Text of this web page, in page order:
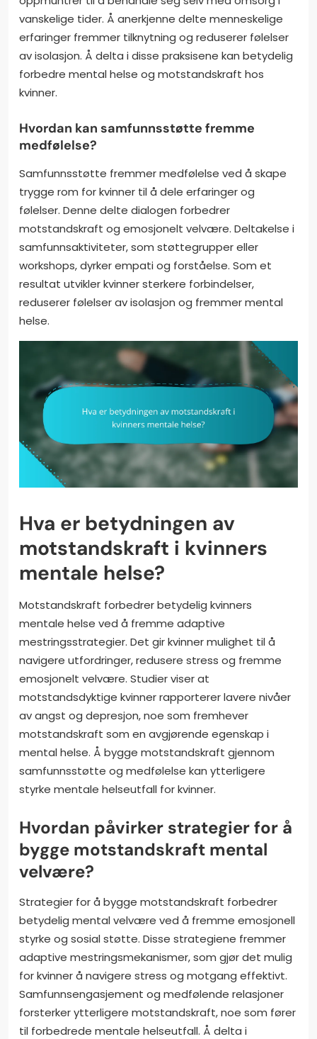
vanskelige tider. Å anerkjenne delte menneskelige
erfaringer fremmer tilknytning og reduserer følelser
av isolasjon. Å delta i disse praksisene kan betydelig
forbedre mental helse og motstandskraft hos
kvinner.
Hvordan kan samfunnsstøtte fremme
medfølelse?
Samfunnsstøtte fremmer medfølelse ved å skape
trygge rom for kvinner til å dele erfaringer og
følelser. Denne delte dialogen forbedrer
motstandskraft og emosjonelt velvære. Deltakelse i
samfunnsaktiviteter, som støttegrupper eller
workshops, dyrker empati og forståelse. Som et
resultat utvikler kvinner sterkere forbindelser,
reduserer følelser av isolasjon og fremmer mental
helse.
Hva er betydningen av
motstandskraft i kvinners
mentale helse?
Motstandskraft forbedrer betydelig kvinners
mentale helse ved å fremme adaptive
mestringsstrategier. Det gir kvinner mulighet til å
navigere utfordringer, redusere stress og fremme
emosjonelt velvære. Studier viser at
motstandsdyktige kvinner rapporterer lavere nivåer
av angst og depresjon, noe som fremhever
motstandskraft som en avgjørende egenskap i
mental helse. Å bygge motstandskraft gjennom
samfunnsstøtte og medfølelse kan ytterligere
styrke mentale helseutfall for kvinner.
Hvordan påvirker strategier for å
bygge motstandskraft mental
velvære?
Strategier for å bygge motstandskraft forbedrer
betydelig mental velvære ved å fremme emosjonell
styrke og sosial støtte. Disse strategiene fremmer
adaptive mestringsmekanismer, som gjør det mulig
for kvinner å navigere stress og motgang effektivt.
Samfunnsengasjement og medfølende relasjoner
forsterker ytterligere motstandskraft, noe som fører
til forbedrede mentale helseutfall. Å delta i